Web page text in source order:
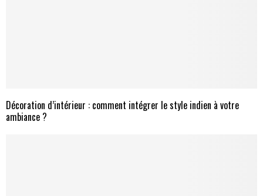
Décoration d’intérieur : comment intégrer le style indien à votre
ambiance ?